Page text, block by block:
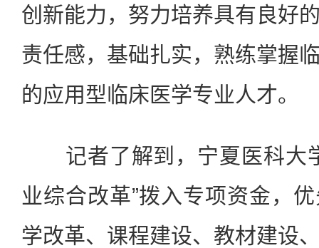
创新能力，努力培养具有良好
责任感，基础扎实，熟练掌握
的应用型临床医学专业人才。
记者了解到，宁夏医科大
业综合改革”拨入专项资金，
学改革、课程建设、教材建设